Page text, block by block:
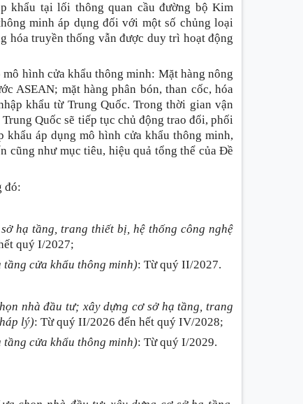
khẩu tại lối thông quan cầu đường bộ Kim
minh áp dụng đối với một số chủng loại
hóa truyền thống vẫn được duy trì hoạt động
hình cửa khẩu thông minh: Mặt hàng nông
ASEAN; mặt hàng phân bón, than cốc, hóa
khẩu từ Trung Quốc. Trong thời gian vận
Quốc sẽ tiếp tục chủ động trao đổi, phối
khẩu áp dụng mô hình cửa khẩu thông minh,
cũng như mục tiêu, hiệu quả tổng thể của Đề
đó:
hạ tầng, trang thiết bị, hệ thống công nghệ
quý I/2027;
cửa khẩu thông minh): Từ quý II/2027.
nhà đầu tư; xây dựng cơ sở hạ tầng, trang
lý): Từ quý II/2026 đến hết quý IV/2028;
cửa khẩu thông minh): Từ quý I/2029.